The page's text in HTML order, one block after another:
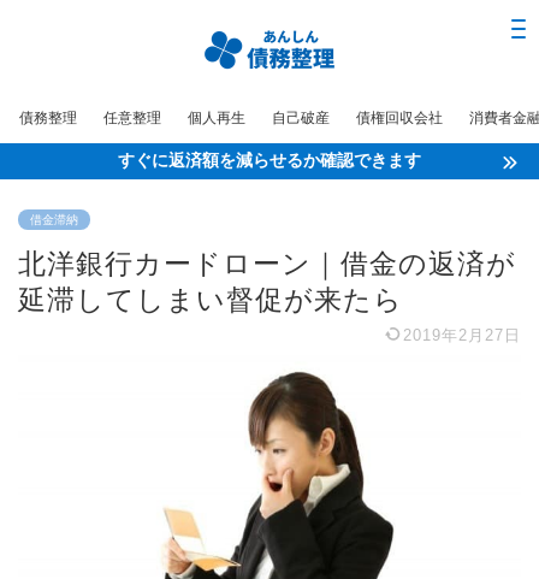
債務整理 任意整理 個人再生 自己破産 債権回収会社 消費者金
すぐに返済額を減らせるか確認できます
借金滞納
北洋銀行カードローン｜借金の返済が
延滞してしまい督促が来たら
2019年2月27日